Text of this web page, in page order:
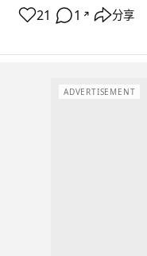
21 1 ↗ 分享
ADVERTISEMENT